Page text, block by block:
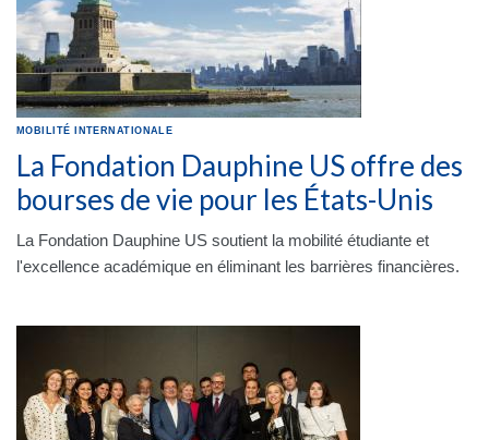
MOBILITÉ INTERNATIONALE
La Fondation Dauphine US offre des
bourses de vie pour les États-Unis
La Fondation Dauphine US soutient la mobilité étudiante et
l'excellence académique en éliminant les barrières financières.